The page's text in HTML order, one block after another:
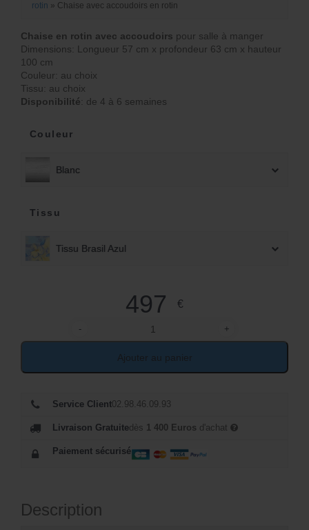
rotin » Chaise avec accoudoirs en rotin
Chaise en rotin avec accoudoirs pour salle à manger
Dimensions: Longueur 57 cm x profondeur 63 cm x hauteur
100 cm
Couleur: au choix
Tissu: au choix
Disponibilité : de 4 à 6 semaines
Couleur
Blanc
Tissu
Tissu Brasil Azul
497 €
-
quantité de Chaise avec accoudoirs en rotin
+
Ajouter au panier
Service Client 02.98.46.09.93
Livraison Gratuitedès 1 400 Euros d'achat
Paiement sécurisé
Description